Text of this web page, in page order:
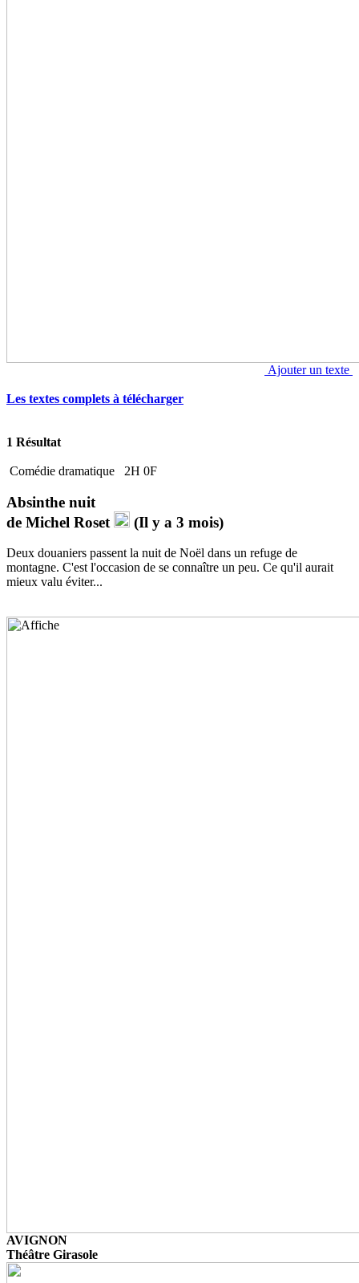
Ajouter un texte
Les textes complets à télécharger
1 Résultat
Comédie dramatique 2H 0F
Absinthe nuit
de Michel Roset (Il y a 3 mois)
Deux douaniers passent la nuit de Noël dans un refuge de
montagne. C'est l'occasion de se connaître un peu. Ce qu'il aurait
mieux valu éviter...
AVIGNON
Théâtre Girasole